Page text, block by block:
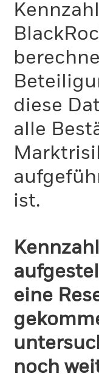
diese
alle
ist.
eine
noch